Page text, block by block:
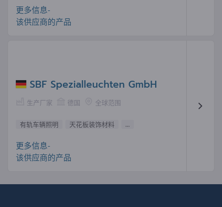
更多信息-
该供应商的产品
SBF Spezialleuchten GmbH
生产厂家 德国 全球范围
有轨车辆照明 天花板装饰材料 ...
更多信息-
该供应商的产品